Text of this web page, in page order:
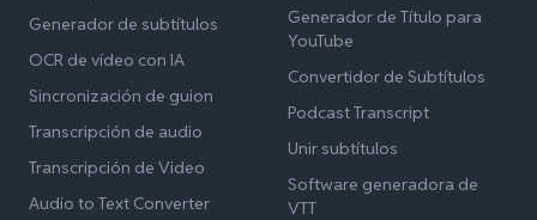
Generador de subtítulos
OCR de vídeo con IA
Sincronización de guion
Transcripción de audio
Transcripción de Video
Audio to Text Converter
Generador de Título para
YouTube
Convertidor de Subtítulos
Podcast Transcript
Unir subtítulos
Software generadora de
VTT